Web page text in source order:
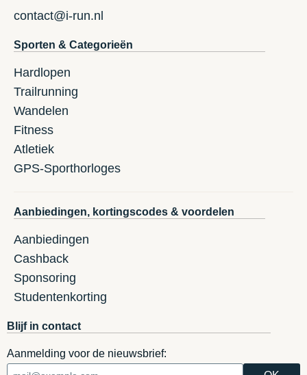
contact@i-run.nl
Sporten & Categorieën
Hardlopen
Trailrunning
Wandelen
Fitness
Atletiek
GPS-Sporthorloges
Aanbiedingen, kortingscodes & voordelen
Aanbiedingen
Cashback
Sponsoring
Studentenkorting
Blijf in contact
Aanmelding voor de nieuwsbrief: